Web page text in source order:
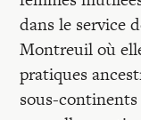
dans le service
Montreuil où
pratiques
sous-